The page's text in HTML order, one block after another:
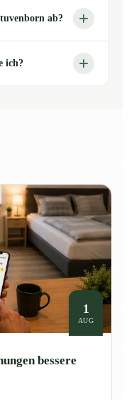
ab?
ich?
1
AUG
bessere